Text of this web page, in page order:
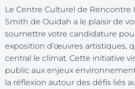
Le Centre Culturel de
Smith de Ouidah a le plaisir de
soumettre votre candidature
exposition d’œuvres artistiques,
central le climat. Cette initiative
public aux enjeux
la réflexion autour des défis liés